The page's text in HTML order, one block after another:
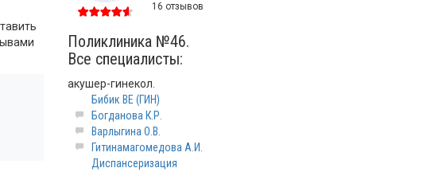
16 отзывов
Поликлиника №46.
Все специалисты:
акушер-гинекол.
Бибик ВЕ (ГИН)
Богданова К.Р.
Варлыгина О.В.
Гитинамагомедова А.И.
Диспансеризация